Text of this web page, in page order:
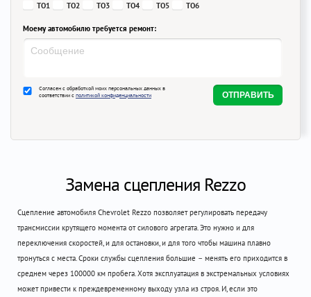
ТО1
ТО2 ТО3 ТО4 ТО5 ТО6
Моему автомобилю требуется ремонт:
Согласен с обработкой моих персональных данных в
соответствии с политикой конфиденциальности
Замена сцепления Rezzo
Сцепление автомобиля Chevrolet Rezzo позволяет регулировать передачу
трансмиссии крутящего момента от силового агрегата. Это нужно и для
переключения скоростей, и для остановки, и для того чтобы машина плавно
тронуться с места. Сроки службы сцепления большие – менять его приходится в
среднем через 100000 км пробега. Хотя эксплуатация в экстремальных условиях
может привести к преждевременному выходу узла из строя. И, если это